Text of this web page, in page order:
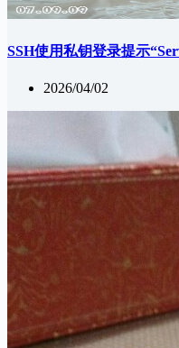
SSH使用私钥登录提示
2026/04/02